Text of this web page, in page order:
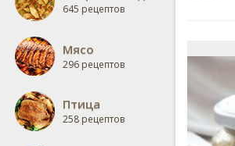
645 рецептов
Мясо
296 рецептов
Птица
258 рецептов